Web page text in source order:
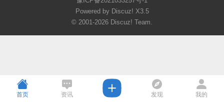
Powered by Discuz! X3.5
© 2001-2026 Discuz! Team.
首页 资讯 发现 我的